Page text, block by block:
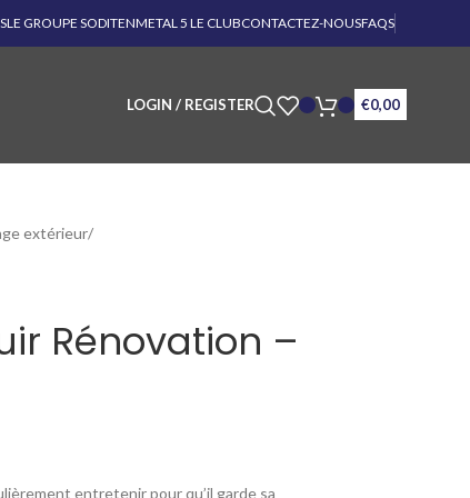
LE GROUPE SODITENMETAL 5 LE CLUBCONTACTEZ-NOUSFAQS
LOGIN / REGISTER €0,00
extérieur
Rénovation –
entretenir pour qu’il garde sa